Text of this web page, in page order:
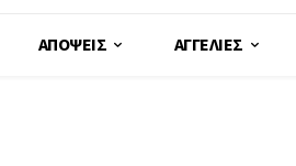
ΑΠΌΨΕΙΣ ΑΓΓΕΛΊΕΣ